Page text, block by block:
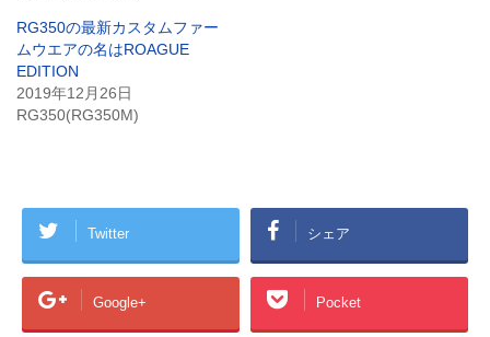
RG350の最新カスタムファー
ムウエアの名はROAGUE
EDITION
2019年12月26日
RG350(RG350M)
Twitter シェア
Google+ Pocket